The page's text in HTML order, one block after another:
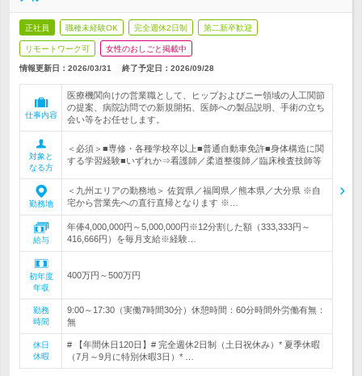
正社員 職種未経験OK 完全週休2日制 第二新卒歓迎
リモートワーク可 女性のおしごと掲載中
情報更新日：2026/03/31 終了予定日： 2026/09/28
仕事内容
医療機関向けの営業職として、ヒップおよびニー領域の人工関節
の提案、病院訪問での新規開拓、医師への製品説明、手術の立ち
会い等をお任せします。
対象と
なる方
＜必須＞■専修・各種学校卒以上■普通自動車免許■身体構造に関
する学習経験■いずれか⇒看護師／柔道整復師／臨床検査技師等
勤務地
＜九州エリアの勤務地＞ 佐賀県／福岡県／熊本県／大分県 ※自
宅から営業先への直行直帰となります ※…
給与
年俸4,000,000円～5,000,000円※12分割した額（333,333円～
416,666円）を毎月支給※経験…
初年度
年収
400万円～500万円
勤務
時間
9:00～17:30（実働7時間30分）休憩時間：60分時間外労働有無：
無
休日
休暇
# 【年間休日120日】# 完全週休2日制（土日祝休み）* 夏季休暇
（7月～9月に特別休暇3日）* …